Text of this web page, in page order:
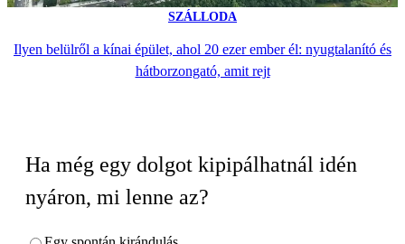
SZÁLLODA
Ilyen belülről a kínai épület, ahol 20 ezer ember él: nyugtalanító és
hátborzongató, amit rejt
Ha még egy dolgot kipipálhatnál idén
nyáron, mi lenne az?